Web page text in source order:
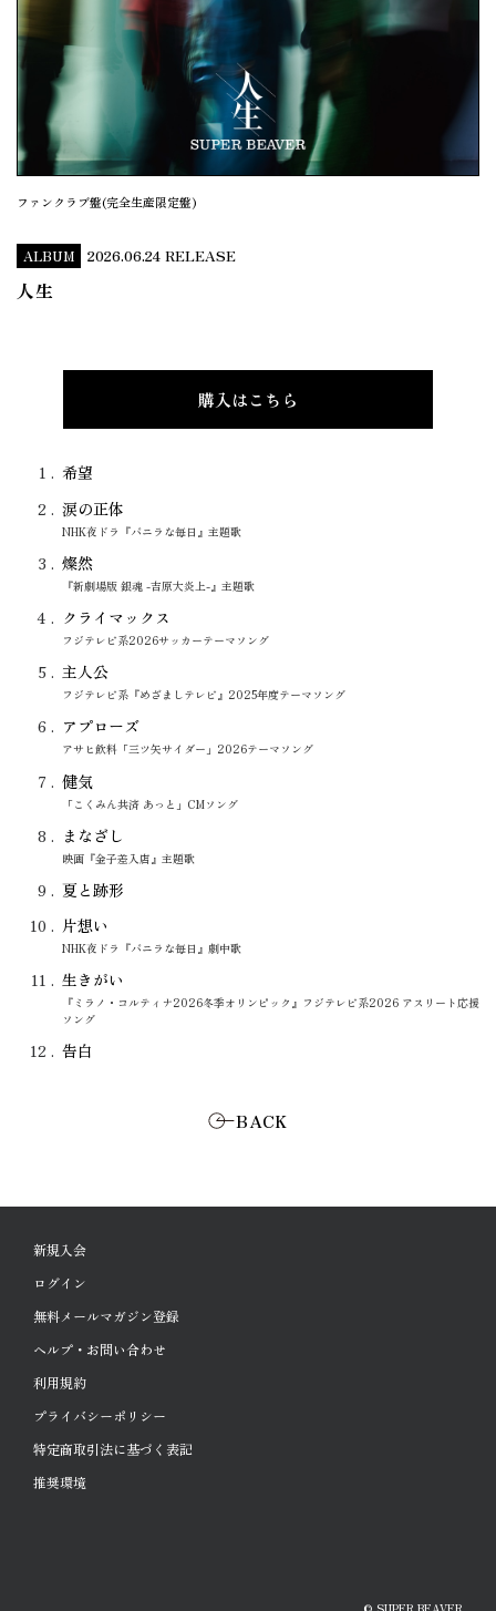
ファンクラブ盤(完全生産限定盤)
ALBUM 2026.06.24 RELEASE
人生
購入はこちら
1
希望
2
涙の正体
NHK夜ドラ『バニラな毎日』主題歌
3 燦然
『新劇場版 銀魂 -吉原大炎上-』主題歌
4 クライマックス
フジテレビ系2026サッカーテーマソング
5 主人公
フジテレビ系『めざましテレビ』2025年度テーマソング
6 アプローズ
アサヒ飲料「三ツ矢サイダー」2026テーマソング
7 健気
「こくみん共済 あっと」CMソング
8 まなざし
映画『金子差入店』主題歌
9
夏と跡形
10
片想い
NHK夜ドラ『バニラな毎日』劇中歌
11 生きがい
『ミラノ・コルティナ2026冬季オリンピック』フジテレビ系2026 アスリート応援
ソング
12 告白
BACK
新規入会
ログイン
無料メールマガジン登録
ヘルプ・お問い合わせ
利用規約
プライバシーポリシー
特定商取引法に基づく表記
推奨環境